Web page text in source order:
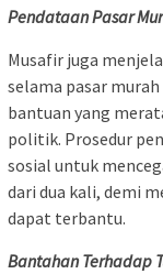
Pendataan Pasar
Musafir juga
selama pasar
bantuan yang
politik. Prosedur
sosial untuk
dari dua kali, demi
dapat terbantu.
Bantahan Terhadap